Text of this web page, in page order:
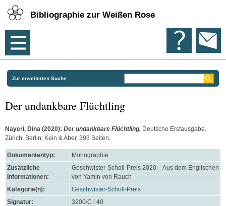
Bibliographie zur Weißen Rose
Zur erweiterten Suche
Der undankbare Flüchtling
Nayeri, Dina (2020): Der undankbare Flüchtling. Deutsche Erstausgabe.
Zürich, Berlin: Kein & Aber, 393 Seiten.
Dokumententyp:
Monographie
Zusätzliche
Informationen:
Geschwister-Scholl-Preis 2020. - Aus dem Englischen
von Yamin von Rauch
Kategorie(n):
Geschwister-Scholl-Preis
Signatur:
3200/C i 40